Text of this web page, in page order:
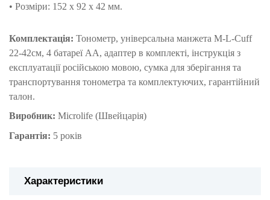
• Розміри: 152 x 92 x 42 мм.
Комплектація: Тонометр, універсальна манжета M-L-Cuff
22-42см, 4 батареї АА, адаптер в комплекті, інструкція з
експлуатації російською мовою, сумка для зберігання та
транспортування тонометра та комплектуючих, гарантійний
талон.
Виробник: Microlife (Швейцарія)
Гарантія: 5 років
Характеристики